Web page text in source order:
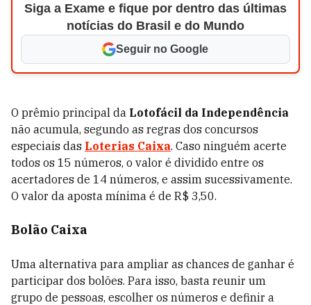
Siga a Exame e fique por dentro das últimas
notícias do Brasil e do Mundo
Seguir no Google
O prêmio principal da Lotofácil da Independência
não acumula, segundo as regras dos concursos
especiais das Loterias Caixa. Caso ninguém acerte
todos os 15 números, o valor é dividido entre os
acertadores de 14 números, e assim sucessivamente.
O valor da aposta mínima é de R$ 3,50.
Bolão Caixa
Uma alternativa para ampliar as chances de ganhar é
participar dos bolões. Para isso, basta reunir um
grupo de pessoas, escolher os números e definir a